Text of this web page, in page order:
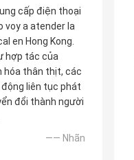
cấp điện thoại
voy a atender la
en Hong Kong.
hợp tác của
hóa thân thịt, các
liên tục phát
đổi thành người
—— Nhãn